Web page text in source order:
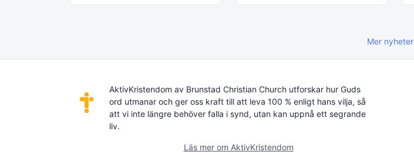
Mer nyheter
AktivKristendom av Brunstad Christian Church utforskar hur Guds
ord utmanar och ger oss kraft till att leva 100 % enligt hans vilja, så
att vi inte längre behöver falla i synd, utan kan uppnå ett segrande
liv.
Läs mer om AktivKristendom